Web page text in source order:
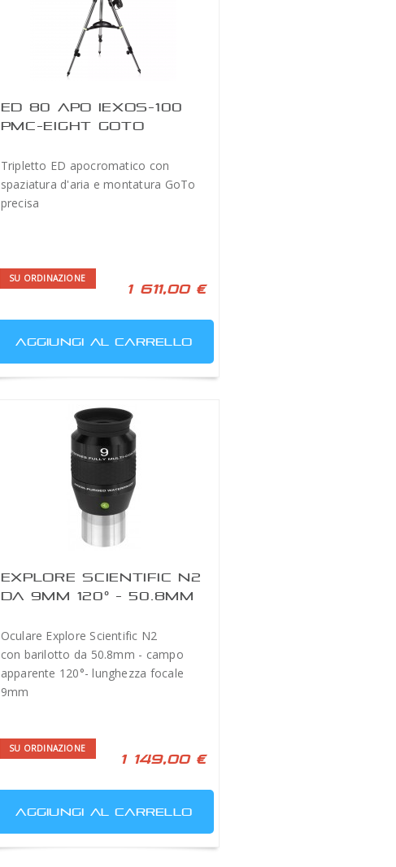
ED 80 APO IEXOS-100
PMC-EIGHT GOTO
Tripletto ED apocromatico con
spaziatura d'aria e montatura GoTo
precisa
SU ORDINAZIONE
1 611,00 €
AGGIUNGI AL CARRELLO
EXPLORE SCIENTIFIC N2
DA 9MM 120° - 50.8MM
Oculare Explore Scientific N2
con barilotto da 50.8mm - campo
apparente 120°- lunghezza focale
9mm
SU ORDINAZIONE
1 149,00 €
AGGIUNGI AL CARRELLO